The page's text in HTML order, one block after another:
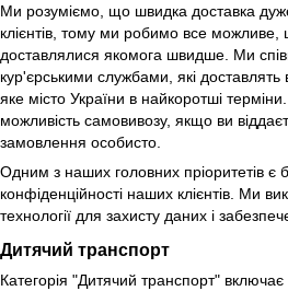
Ми розуміємо, що швидка доставка
клієнтів, тому ми робимо все
доставлялися якомога швидше. Ми
кур'єрськими службами, які
яке місто України в найкоротші
можливість самовивозу, якщо ви
замовлення особисто.
Одним з наших головних пріоритетів є
конфіденційності наших клієнтів. Ми
технології для захисту даних і
Дитячий транспорт
Категорія "Дитячий транспорт" включає